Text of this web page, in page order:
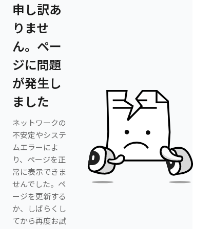
申し訳あ
りませ
ん。ペー
ジに問題
が発生し
ました
ネットワークの
不安定やシステ
ムエラーによ
り、ページを正
常に表示できま
せんでした。ペ
ージを更新する
か、しばらくし
てから再度お試